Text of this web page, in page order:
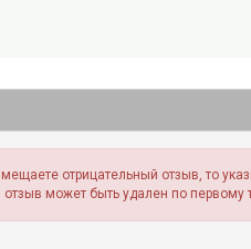
отрицательный отзыв, то
может быть удален по первому